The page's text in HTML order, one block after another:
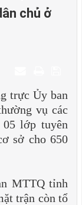
chủ ở
trực Ủy ban
vụ các
lớp tuyên
sở cho 650
MTTQ tỉnh
trận còn tổ